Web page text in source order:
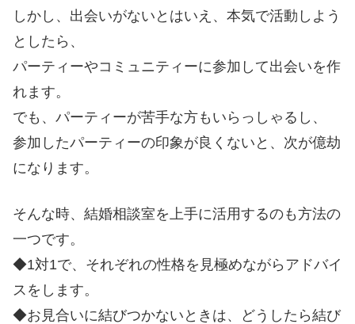
しかし、出会いがないとはいえ、本気で活動しよう
としたら、
パーティーやコミュニティーに参加して出会いを作
れます。
でも、パーティーが苦手な方もいらっしゃるし、
参加したパーティーの印象が良くないと、次が億劫
になります。
そんな時、結婚相談室を上手に活用するのも方法の
一つです。
◆1対1で、それぞれの性格を見極めながらアドバイ
スをします。
◆お見合いに結びつかないときは、どうしたら結び